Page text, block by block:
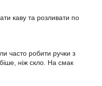
каву та розливати по
часто робити ручки з
ніж скло. На смак